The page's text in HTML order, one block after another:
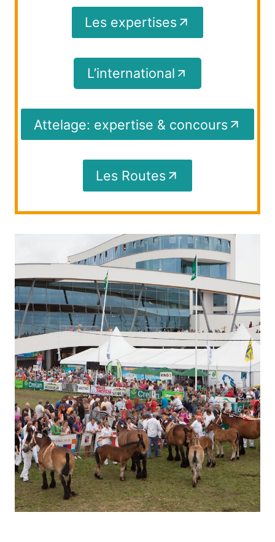
Les expertises
L’international
Attelage: expertise & concours
Les Routes